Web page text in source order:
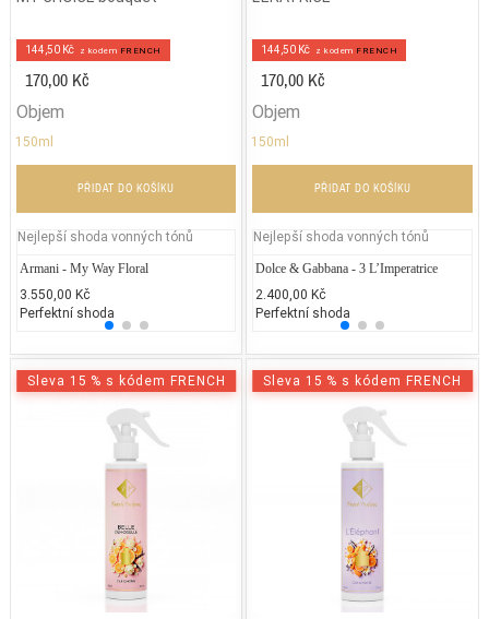
144,50 Kč z kodem FRENCH
170,00 Kč
Objem
150ml
PŘIDAT DO KOŠÍKU
Nejlepší shoda vonných tónů
Armani - My Way Floral
3.550,00 Kč
Perfektní shoda
Gucci – Bamboo
2.500,00 Kč
25% běžných vonných tónů
144,50 Kč z kodem FRENCH
170,00 Kč
Objem
150ml
PŘIDAT DO KOŠÍKU
Nejlepší shoda vonných tónů
Dolce & Gabbana - 3 L’Imperatrice
2.400,00 Kč
Perfektní shoda
Sleva 15 % s kódem FRENCH Sleva 15 % s kódem FRENCH